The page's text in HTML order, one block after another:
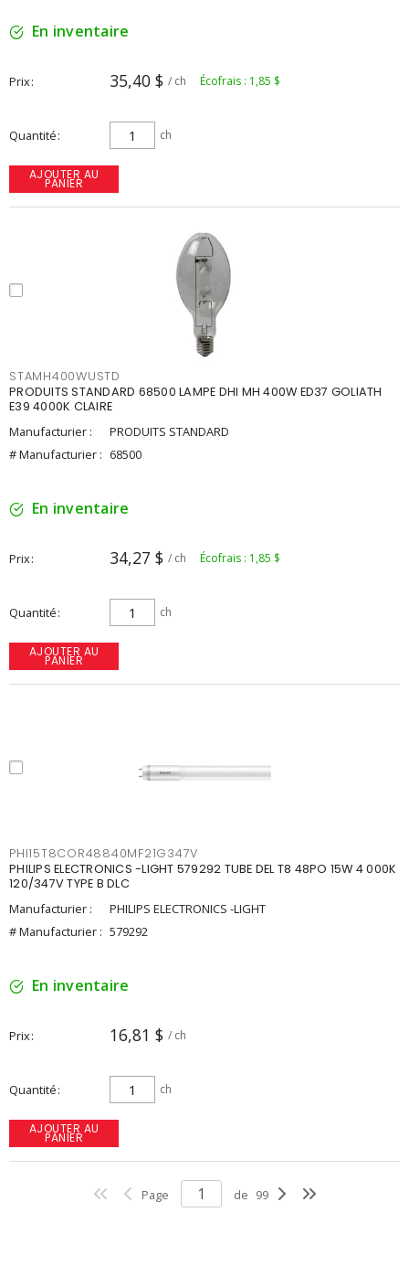
En inventaire
Prix 35,40 $ / ch Écofrais : 1,85 $
Quantité ch
AJOUTER AU
PANIER
STAMH400WUSTD
PRODUITS STANDARD 68500 LAMPE DHI MH 400W ED37 GOLIATH
E39 4000K CLAIRE
Manufacturier :
PRODUITS STANDARD
# Manufacturier : 68500
En inventaire
Prix 34,27 $ / ch Écofrais : 1,85 $
Quantité ch
AJOUTER AU
PANIER
PHI15T8COR48840MF21G347V
PHILIPS ELECTRONICS -LIGHT 579292 TUBE DEL T8 48PO 15W 4 000K
120/347V TYPE B DLC
Manufacturier :
PHILIPS ELECTRONICS -LIGHT
# Manufacturier : 579292
En inventaire
Prix 16,81 $ / ch
Quantité ch
AJOUTER AU
PANIER
Page de 99